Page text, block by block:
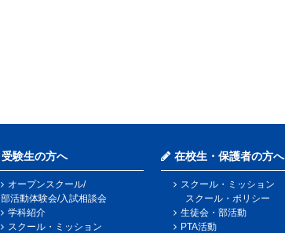
受験生の方へ
オープンスクール/
部活動体験会/入試相談会
学科紹介
スクール・ミッション
在校生・保護者の方へ
スクール・ミッション
スクール・ポリシー
生徒会・部活動
PTA活動